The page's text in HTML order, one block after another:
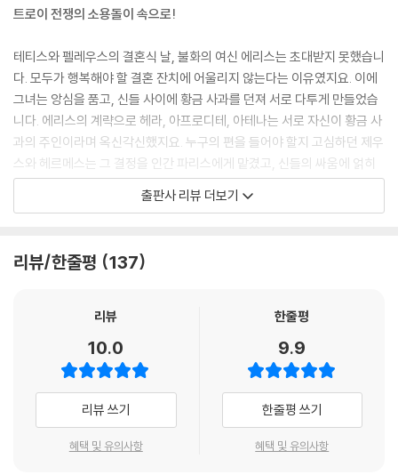
트로이 전쟁의 소용돌이 속으로!
테티스와 펠레우스의 결혼식 날, 불화의 여신 에리스는 초대받지 못했습니
다. 모두가 행복해야 할 결혼 잔치에 어울리지 않는다는 이유였지요. 이에
그녀는 앙심을 품고, 신들 사이에 황금 사과를 던져 서로 다투게 만들었습
니다. 에리스의 계략으로 헤라, 아프로디테, 아테나는 서로 자신이 황금 사
과의 주인이라며 옥신각신했지요. 누구의 편을 들어야 할지 고심하던 제우
스와 헤르메스는 그 결정을 인간 파리스에게 맡겼고, 신들의 싸움에 얽히
게 된 파리스는 고민 끝에 한 여신을 선택했어요. 그리고 파리스의 이 선택
은 훗날, 고국인 트로이를 큰 곤경에 빠뜨리고 말지요. 수많은 영웅과 신들
그리스 로마 신화를 처음 읽는 어린이 독자들의 흥미와 이해를 높이기 위
해, 신화의 내용을 친절하고 풍부한 ‘글’과 생동감 넘치는 ‘만화’로 풀어 냈
습니다. 첫 장을 펼치는 순간 술술 읽히는 글과 그림을 통해 신화의 바다에
풍덩 빠져 보세요. 상상력과 미적 감수성을 자극하는 『처음 읽는 그리스 로
출판사 리뷰 더보기
리뷰/한줄평 137
리뷰
10.0
리뷰 쓰기
혜택 및 유의사항
한줄평
9.9
한줄평 쓰기
혜택 및 유의사항